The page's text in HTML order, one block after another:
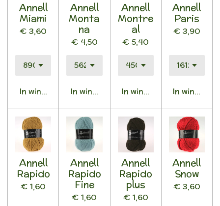
Annell
Miami
€ 3,60
In winkelwagen
Annell
Monta
na
€ 4,50
In winkelwagen
Annell
Montre
al
€ 5,40
In winkelwagen
Annell
Paris
€ 3,90
In
Annell
Rapido
€ 1,60
Annell
Rapido
Fine
€ 1,60
Annell
Rapido
plus
€ 1,60
Annell
Snow
€ 3,60